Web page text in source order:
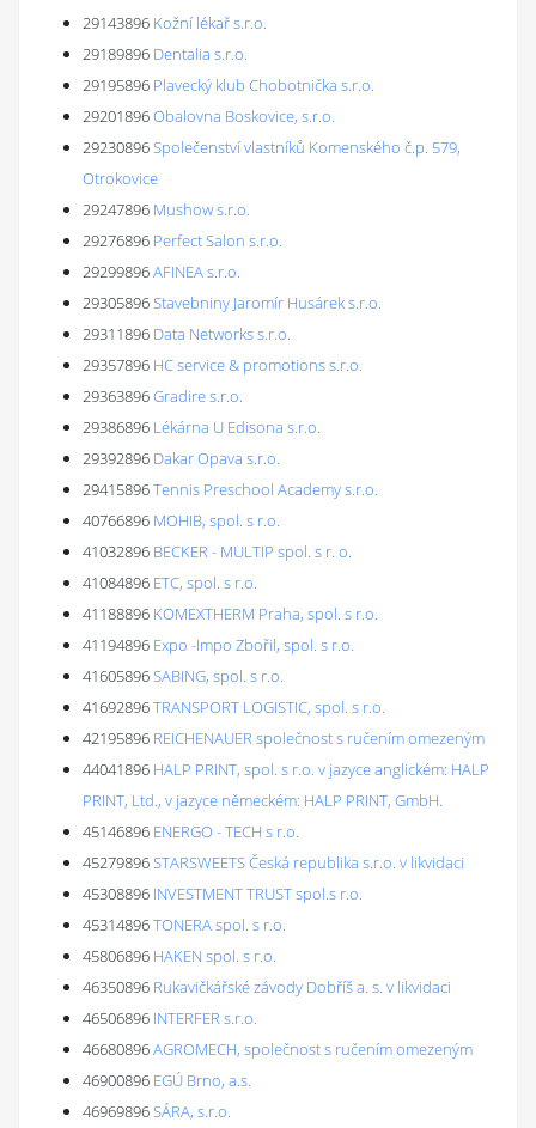
29143896 Kožní lékař s.r.o.
29189896 Dentalia s.r.o.
29195896 Plavecký klub Chobotnička s.r.o.
29201896Obalovna Boskovice, s.r.o.
29230896Společenství vlastníků Komenského č.p. 579,
Otrokovice
29247896 Mushow s.r.o.
29276896 Perfect Salon s.r.o.
29299896AFINEA s.r.o.
29305896Stavebniny Jaromír Husárek s.r.o.
29311896 Data Networks s.r.o.
29357896 HC service & promotions s.r.o.
29363896Gradire s.r.o.
29386896 Lékárna U Edisona s.r.o.
29392896 Dakar Opava s.r.o.
29415896Tennis Preschool Academy s.r.o.
40766896 MOHIB, spol. s r.o.
41032896 BECKER - MULTIP spol. s r. o.
41084896 ETC, spol. s r.o.
41188896 KOMEXTHERM Praha, spol. s r.o.
41194896 Expo -Impo Zbořil, spol. s r.o.
41605896SABING, spol. s r.o.
41692896TRANSPORT LOGISTIC, spol. s r.o.
42195896 REICHENAUER společnost s ručením omezeným
44041896 HALP PRINT, spol. s r.o. v jazyce anglickém: HALP
PRINT, Ltd., v jazyce německém: HALP PRINT, GmbH.
45146896 ENERGO - TECH s r.o.
45279896STARSWEETS Česká republika s.r.o. v likvidaci
45308896 INVESTMENT TRUST spol.s r.o.
45314896TONERA spol. s r.o.
45806896 HAKEN spol. s r.o.
46350896 Rukavičkářské závody Dobříš a. s. v likvidaci
46506896 INTERFER s.r.o.
46680896AGROMECH, společnost s ručením omezeným
46900896 EGÚ Brno, a.s.
46969896SÁRA, s.r.o.